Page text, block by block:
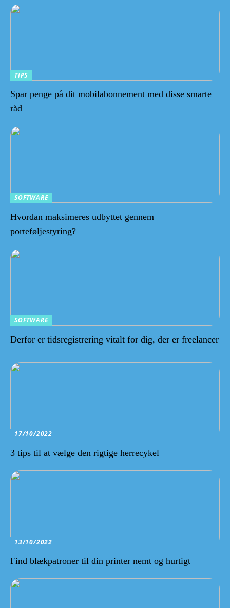
TIPS
Spar penge på dit mobilabonnement med disse smarte
råd
SOFTWARE
Hvordan maksimeres udbyttet gennem
porteføljestyring?
SOFTWARE
Derfor er tidsregistrering vitalt for dig, der er freelancer
17/10/2022
3 tips til at vælge den rigtige herrecykel
13/10/2022
Find blækpatroner til din printer nemt og hurtigt